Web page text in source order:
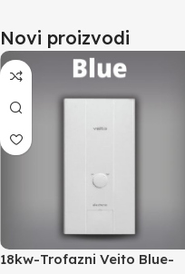
Novi proizvodi
18kw-Trofazni Veito Blue-